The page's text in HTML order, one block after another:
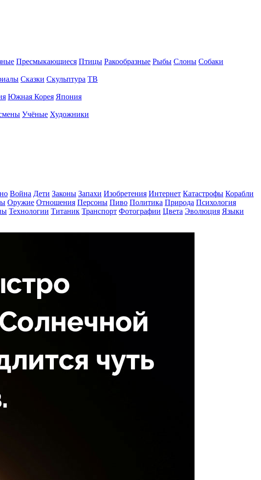
Пресмыкающиеся Птицы Ракообразные Рыбы Слоны Собаки
Сказки Скульптура ТВ
Южная Корея Япония
Учёные Художники
Война Дети Законы Запахи Изобретения Интернет Катастрофы Корабли
Оружие Отношения Персоны Пиво Политика Природа Психология
Технологии Титаник Транспорт Фотографии Цвета Эволюция Языки